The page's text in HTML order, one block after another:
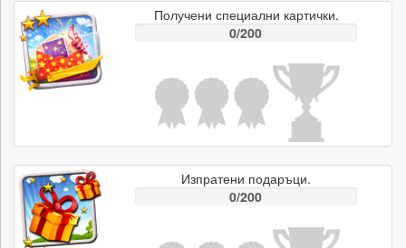
Получени специални картички.
0/200
Изпратени подаръци.
0/200